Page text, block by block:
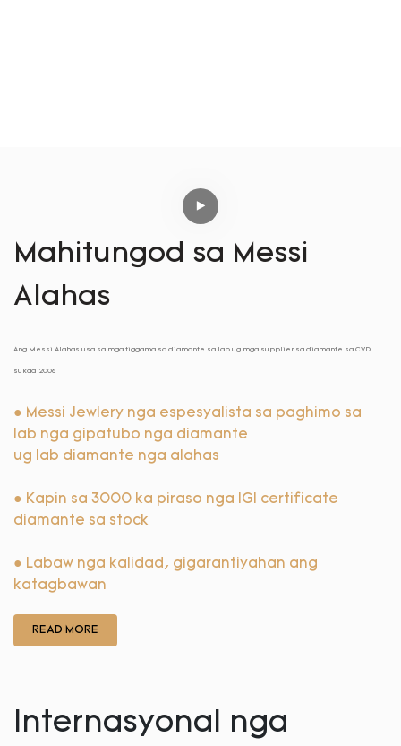
Mahitungod sa Messi
Alahas
Ang Messi Alahas usa sa mga tiggama sa diamante sa lab ug mga supplier sa diamante sa CVD
sukad 2006
● Messi Jewlery nga espesyalista sa paghimo sa
lab nga gipatubo nga diamante
ug lab diamante nga alahas
● Kapin sa 3000 ka piraso nga IGI certificate
diamante sa stock
● Labaw nga kalidad, gigarantiyahan ang
katagbawan
READ MORE
Internasyonal nga